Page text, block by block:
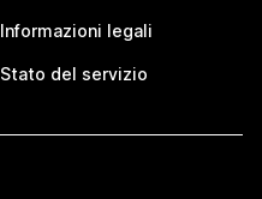
Informazioni legali
Stato del servizio